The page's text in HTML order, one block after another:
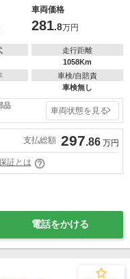
車両価格
281.8万円
走行距離
1058Km
車検/自賠責
車検無し
品
車両状態を見る
支払総額 297.86 万円
証とは
電話をかける